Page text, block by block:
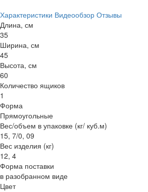
Характеристики Видеообзор Отзывы
Длина, см
35
Ширина, см
45
Высота, см
60
Количество ящиков
1
Форма
Прямоугольные
Вес/объем в упаковке (кг/ куб.м)
15, 7/0, 09
Вес изделия (кг)
12, 4
Форма поставки
в разобранном виде
Цвет